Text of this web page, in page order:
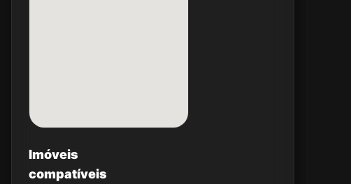
Imóveis
compatíveis